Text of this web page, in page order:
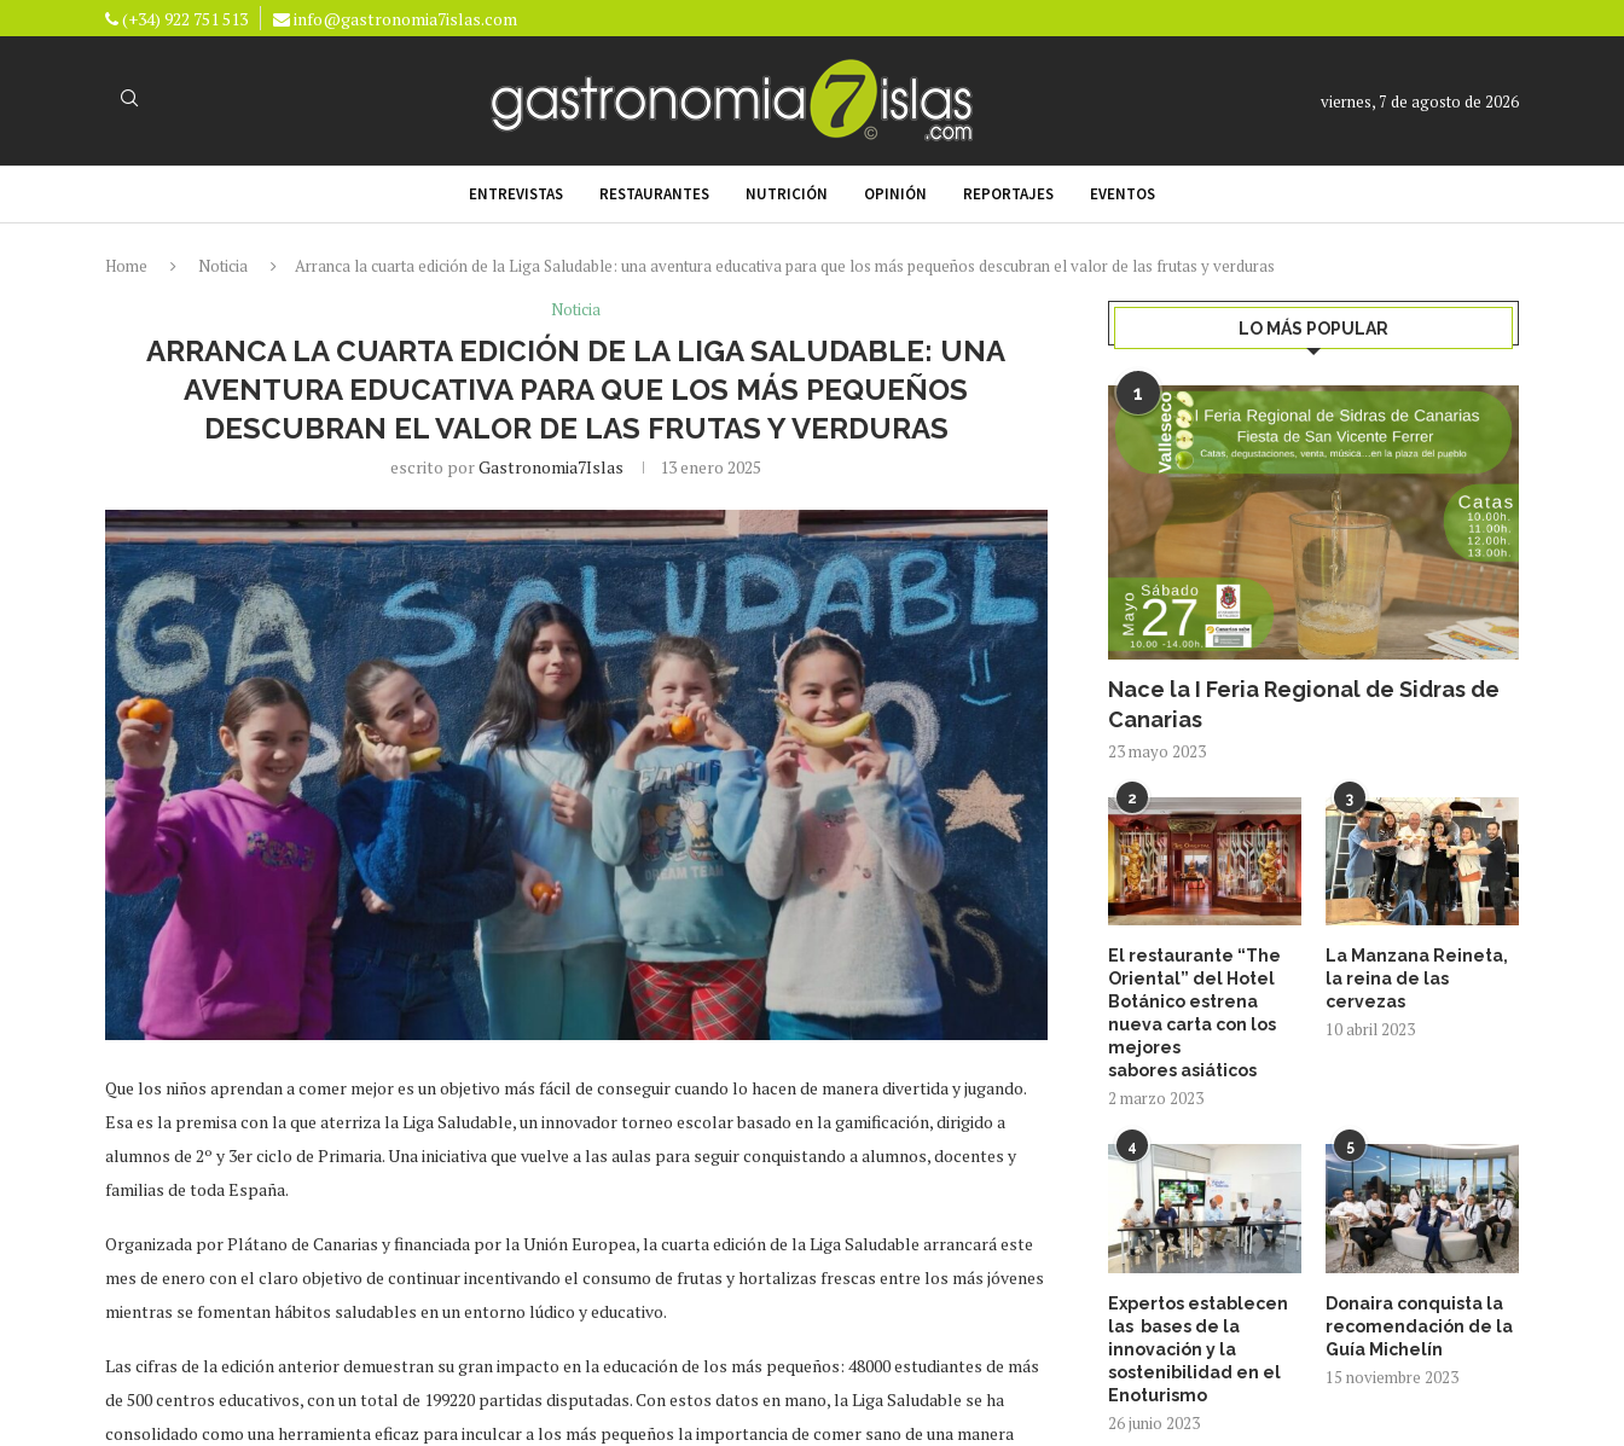
(+34) 922 751 513 info@gastronomia7islas.com
viernes, 7 de agosto de 2026
ENTREVISTAS RESTAURANTES NUTRICIÓN OPINIÓN REPORTAJES EVENTOS
Home Noticia
Arranca la cuarta edición de la Liga Saludable: una aventura educativa para que los más pequeños descubran el valor de las frutas y verduras
Noticia
ARRANCA LA CUARTA EDICIÓN DE LA LIGA SALUDABLE: UNA
AVENTURA EDUCATIVA PARA QUE LOS MÁS PEQUEÑOS
DESCUBRAN EL VALOR DE LAS FRUTAS Y VERDURAS
escrito porGastronomia7Islas 13 enero 2025
Que los niños aprendan a comer mejor es un objetivo más fácil de conseguir cuando lo hacen de manera divertida y jugando.
Esa es la premisa con la que aterriza la Liga Saludable, un innovador torneo escolar basado en la gamificación, dirigido a
alumnos de 2º y 3er ciclo de Primaria. Una iniciativa que vuelve a las aulas para seguir conquistando a alumnos, docentes y
familias de toda España.
Organizada por Plátano de Canarias y financiada por la Unión Europea, la cuarta edición de la Liga Saludable arrancará este
mes de enero con el claro objetivo de continuar incentivando el consumo de frutas y hortalizas frescas entre los más jóvenes
mientras se fomentan hábitos saludables en un entorno lúdico y educativo.
Las cifras de la edición anterior demuestran su gran impacto en la educación de los más pequeños: 48000 estudiantes de más
de 500 centros educativos, con un total de 199220 partidas disputadas. Con estos datos en mano, la Liga Saludable se ha
consolidado como una herramienta eficaz para inculcar a los más pequeños la importancia de comer sano de una manera
LO MÁS POPULAR
1
Nace la I Feria Regional de Sidras de
Canarias
23 mayo 2023
2
El restaurante “The
Oriental” del Hotel
Botánico estrena
nueva carta con los
mejores
sabores asiáticos
2 marzo 2023
3
La Manzana Reineta,
la reina de las
cervezas
10 abril 2023
4
Expertos establecen
las bases de la
innovación y la
sostenibilidad en el
Enoturismo
26 junio 2023
5
Donaira conquista la
recomendación de la
Guía Michelín
15 noviembre 2023